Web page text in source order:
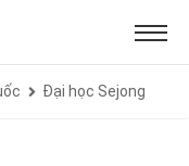
Đại học Sejong